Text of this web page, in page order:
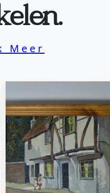
Meer